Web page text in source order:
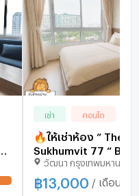
เช่า คอนโด
🔥ให้เช่าห้อง ” The
Sukhumvit 77 “
เพียง 5 นาที มีห้างบิ๊ก
อ่อนนุช, Century Plaze ทำเล
ฮอตใจกลางเมือง 🔥
วัฒนา กรุงเทพมหานคร
฿13,000 / เดือน